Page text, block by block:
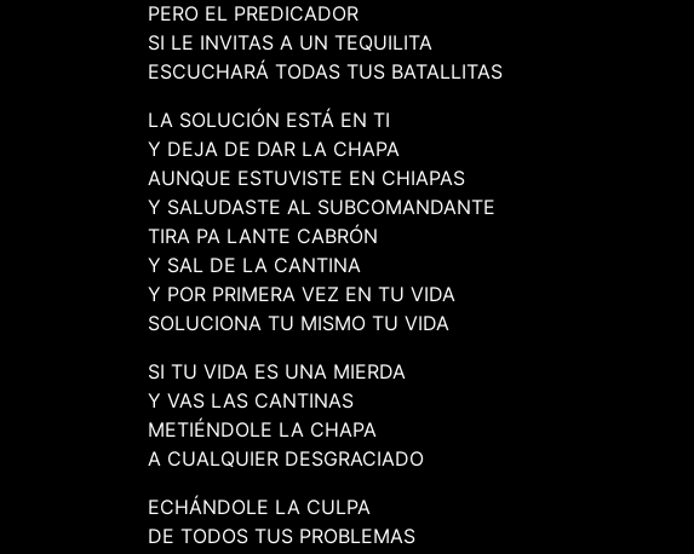
PERO EL PREDICADOR
SI LE INVITAS A UN TEQUILITA
ESCUCHARÁ TODAS TUS BATALLITAS
LA SOLUCIÓN ESTÁ EN TI
Y DEJA DE DAR LA CHAPA
AUNQUE ESTUVISTE EN CHIAPAS
Y SALUDASTE AL SUBCOMANDANTE
TIRA PA LANTE CABRÓN
Y SAL DE LA CANTINA
Y POR PRIMERA VEZ EN TU VIDA
SOLUCIONA TU MISMO TU VIDA
SI TU VIDA ES UNA MIERDA
Y VAS LAS CANTINAS
METIÉNDOLE LA CHAPA
A CUALQUIER DESGRACIADO
ECHÁNDOLE LA CULPA
DE TODOS TUS PROBLEMAS